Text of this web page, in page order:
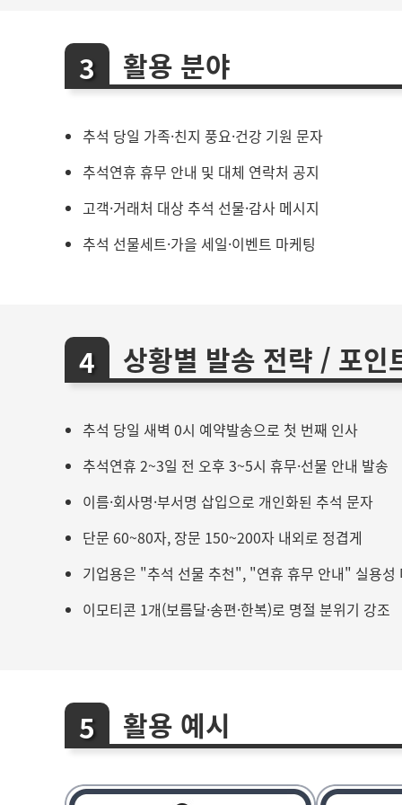
활용 분야
추석 당일 가족·친지 풍요·건강 기원 문자
추석연휴 휴무 안내 및 대체 연락처 공지
고객·거래처 대상 추석 선물·감사 메시지
추석 선물세트·가을 세일·이벤트 마케팅
상황별 발송 전략 / 포인
추석 당일 새벽 0시 예약발송으로 첫 번째 인사
추석연휴 2~3일 전 오후 3~5시 휴무·선물 안내 발송
이름·회사명·부서명 삽입으로 개인화된 추석 문자
단문 60~80자, 장문 150~200자 내외로 정겹게
기업용은 "추석 선물 추천", "연휴 휴무 안내" 실용성
이모티콘 1개(보름달·송편·한복)로 명절 분위기 강조
활용 예시